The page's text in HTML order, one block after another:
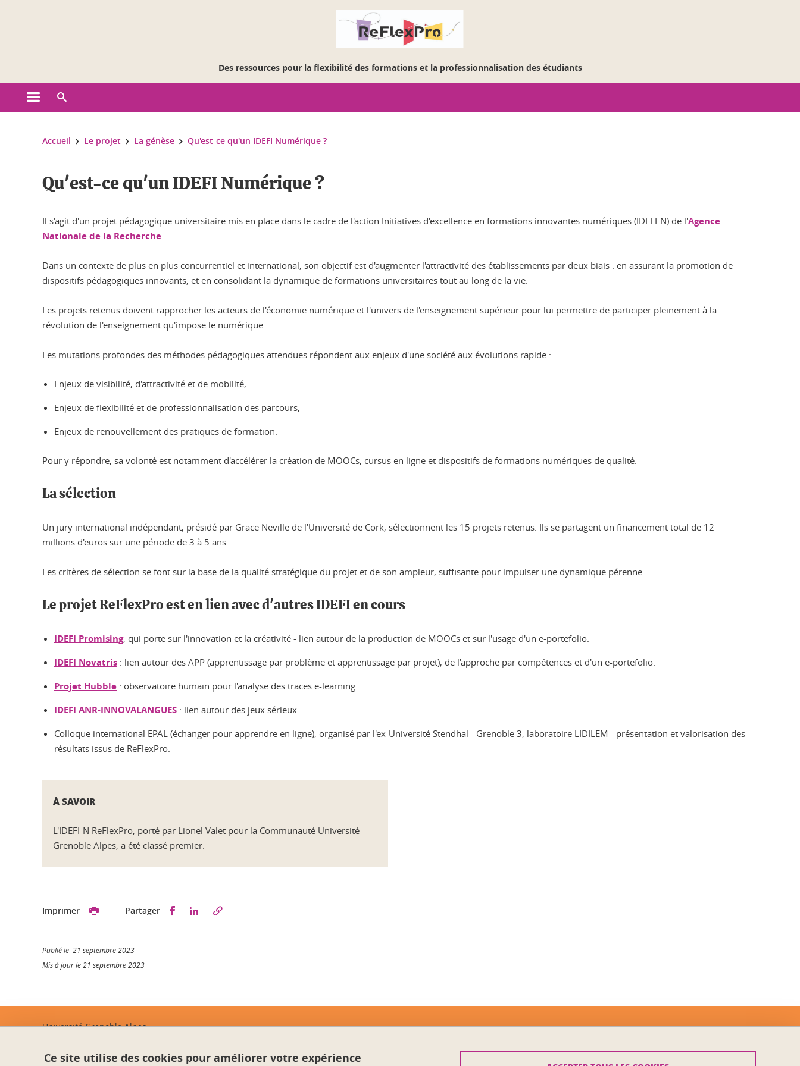
Des ressources pour la flexibilité des formations et la professionnalisation des étudiants
Ouvrir le menu principal
Vous êtes ici :
Accueil Le projet La génèse Qu'est-ce qu'un IDEFI Numérique ?
Qu'est-ce qu'un IDEFI Numérique ?
Il s'agit d'un projet pédagogique universitaire mis en place dans le cadre de l'action Initiatives d'excellence en formations innovantes numériques (IDEFI-N) de l'Agence
Nationale de la Recherche.
Dans un contexte de plus en plus concurrentiel et international, son objectif est d'augmenter l'attractivité des établissements par deux biais : en assurant la promotion de
dispositifs pédagogiques innovants, et en consolidant la dynamique de formations universitaires tout au long de la vie.
Les projets retenus doivent rapprocher les acteurs de l'économie numérique et l'univers de l'enseignement supérieur pour lui permettre de participer pleinement à la
révolution de l'enseignement qu'impose le numérique.
Les mutations profondes des méthodes pédagogiques attendues répondent aux enjeux d'une société aux évolutions rapide :
Enjeux de visibilité, d'attractivité et de mobilité,
Enjeux de flexibilité et de professionnalisation des parcours,
Enjeux de renouvellement des pratiques de formation.
Pour y répondre, sa volonté est notamment d'accélérer la création de MOOCs, cursus en ligne et dispositifs de formations numériques de qualité.
La sélection
Un jury international indépendant, présidé par Grace Neville de l'Université de Cork, sélectionnent les 15 projets retenus. Ils se partagent un financement total de 12
millions d'euros sur une période de 3 à 5 ans.
Les critères de sélection se font sur la base de la qualité stratégique du projet et de son ampleur, suffisante pour impulser une dynamique pérenne.
Le projet ReFlexPro est en lien avec d'autres IDEFI en cours
IDEFI Promising, qui porte sur l'innovation et la créativité - lien autour de la production de MOOCs et sur l'usage d'un e-portefolio.
IDEFI Novatris : lien autour des APP (apprentissage par problème et apprentissage par projet), de l'approche par compétences et d'un e-portefolio.
Projet Hubble : observatoire humain pour l'analyse des traces e-learning.
IDEFI ANR-INNOVALANGUES : lien autour des jeux sérieux.
Colloque international EPAL (échanger pour apprendre en ligne), organisé par l'ex-Université Stendhal - Grenoble 3, laboratoire LIDILEM - présentation et valorisation des
résultats issus de ReFlexPro.
À SAVOIR
L'IDEFI-N ReFlexPro, porté par Lionel Valet pour la Communauté Université
Grenoble Alpes, a été classé premier.
Imprimer Partager Partager sur Facebook
Partager sur LinkedIn
Publié le 21 septembre 2023
Mis à jour le 21 septembre 2023
Université Grenoble Alpes
Ce site utilise des cookies pour améliorer votre expérience